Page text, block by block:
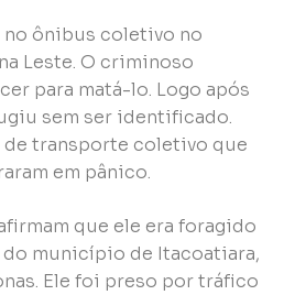
no ônibus coletivo no
Leste. O criminoso
para matá-lo. Logo após
sem ser identificado.
transporte coletivo que
em pânico.
que ele era foragido
município de Itacoatiara,
Ele foi preso por tráfico